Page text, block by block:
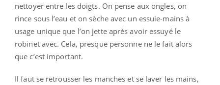
nettoyer entre les doigts. On pense aux ongles, on
rince sous l’eau et on sèche avec un essuie-mains à
usage unique que l’on jette après avoir essuyé le
robinet avec. Cela, presque personne ne le fait alors
que c’est important.
Il faut se retrousser les manches et se laver les mains,